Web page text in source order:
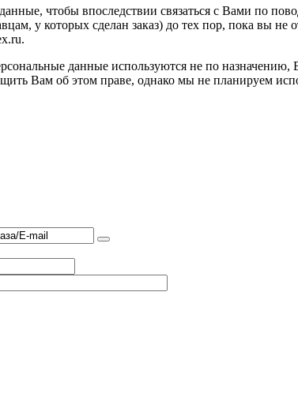
чтобы впоследствии связаться с Вами по
у которых сделан заказ) до тех пор, пока вы
данные используются не по
Вам об этом праве, однако мы не планируем